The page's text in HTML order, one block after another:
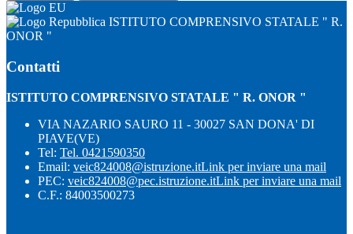
ISTITUTO COMPRENSIVO STATALE " R.
ONOR "
Contatti
ISTITUTO COMPRENSIVO STATALE " R. ONOR "
VIA NAZARIO SAURO 11 - 30027 SAN DONA' DI
PIAVE(VE)
Tel: Tel. 0421590350
Email: veic824008@istruzione.itLink per inviare una mail
PEC: veic824008@pec.istruzione.itLink per inviare una mail
C.F.: 84003500273